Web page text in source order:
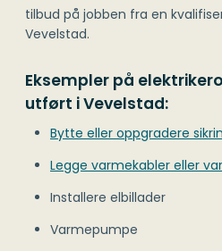
tilbud på jobben fra en
Vevelstad.
Eksempler på
utført i Vevelstad:
Bytte eller oppgradere
Legge varmekabler eller
Installere elbillader
Varmepumpe